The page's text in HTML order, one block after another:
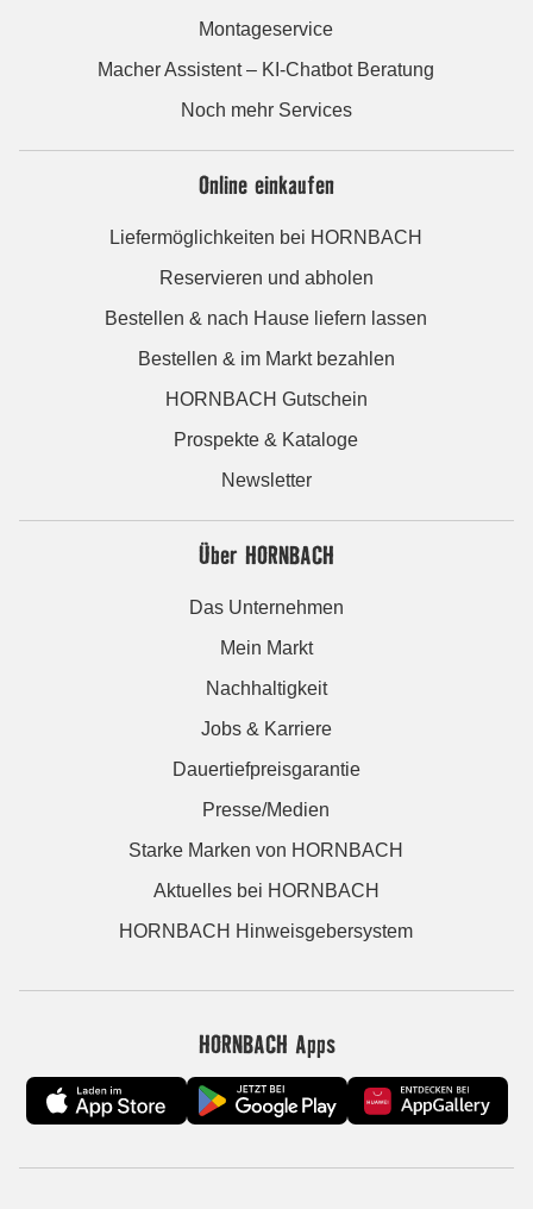
Montageservice
Macher Assistent – KI-Chatbot Beratung
Noch mehr Services
Online einkaufen
Liefermöglichkeiten bei HORNBACH
Reservieren und abholen
Bestellen & nach Hause liefern lassen
Bestellen & im Markt bezahlen
HORNBACH Gutschein
Prospekte & Kataloge
Newsletter
Über HORNBACH
Das Unternehmen
Mein Markt
Nachhaltigkeit
Jobs & Karriere
Dauertiefpreisgarantie
Presse/Medien
Starke Marken von HORNBACH
Aktuelles bei HORNBACH
HORNBACH Hinweisgebersystem
HORNBACH Apps